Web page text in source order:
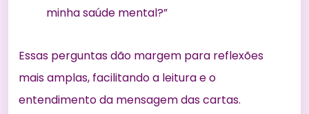
minha saúde mental?”
Essas perguntas dão margem para reflexões
mais amplas, facilitando a leitura e o
entendimento da mensagem das cartas.